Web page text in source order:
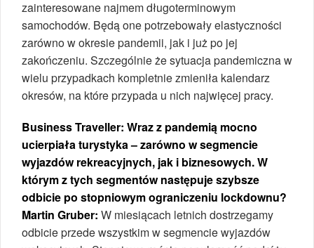
zainteresowane najmem długoterminowym
samochodów. Będą one potrzebowały elastyczności
zarówno w okresie pandemii, jak i już po jej
zakończeniu. Szczególnie że sytuacja pandemiczna w
wielu przypadkach kompletnie zmieniła kalendarz
okresów, na które przypada u nich najwięcej pracy.
Business Traveller: Wraz z pandemią mocno
ucierpiała turystyka – zarówno w segmencie
wyjazdów rekreacyjnych, jak i biznesowych. W
którym z tych segmentów następuje szybsze
odbicie po stopniowym ograniczeniu lockdownu?
Martin Gruber: W miesiącach letnich dostrzegamy
odbicie przede wszystkim w segmencie wyjazdów